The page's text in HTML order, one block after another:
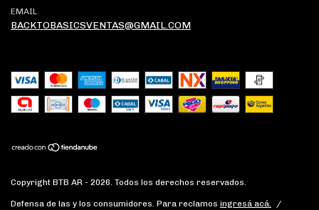
EMAIL
BACKTOBASICSVENTAS@GMAIL.COM
Copyright BTB AR - 2026. Todos los derechos reservados.
Defensa de las y los consumidores. Para reclamos ingresá acá. /